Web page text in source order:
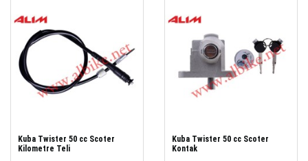
Kuba Twister 50 cc Scoter
Kilometre Teli
Kuba Twister 50 cc Scoter
Kontak